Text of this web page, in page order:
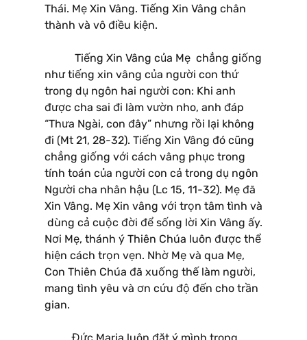
Thái. Mẹ Xin Vâng. Tiếng Xin Vâng chân
thành và vô điều kiện.
Tiếng Xin Vâng của Mẹ chẳng giống
như tiếng xin vâng của người con thứ
trong dụ ngôn hai người con: Khi anh
được cha sai đi làm vườn nho, anh đáp
“Thưa Ngài, con đây” nhưng rồi lại không
đi (Mt 21, 28-32). Tiếng Xin Vâng đó cũng
chẳng giống với cách vâng phục trong
tính toán của người con cả trong dụ ngôn
Người cha nhân hậu (Lc 15, 11-32). Mẹ đã
Xin Vâng. Mẹ Xin vâng với trọn tâm tình và
dùng cả cuộc đời để sống lời Xin Vâng ấy.
Nơi Mẹ, thánh ý Thiên Chúa luôn được thể
hiện cách trọn vẹn. Nhờ Mẹ và qua Mẹ,
Con Thiên Chúa đã xuống thế làm người,
mang tình yêu và ơn cứu độ đến cho trần
gian.